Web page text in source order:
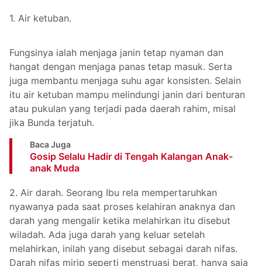
1. Air ketuban.
Fungsinya ialah menjaga janin tetap nyaman dan
hangat dengan menjaga panas tetap masuk. Serta
juga membantu menjaga suhu agar konsisten. Selain
itu air ketuban mampu melindungi janin dari benturan
atau pukulan yang terjadi pada daerah rahim, misal
jika Bunda terjatuh.
Baca Juga
Gosip Selalu Hadir di Tengah Kalangan Anak-
anak Muda
2. Air darah. Seorang Ibu rela mempertaruhkan
nyawanya pada saat proses kelahiran anaknya dan
darah yang mengalir ketika melahirkan itu disebut
wiladah. Ada juga darah yang keluar setelah
melahirkan, inilah yang disebut sebagai darah nifas.
Darah nifas mirip seperti menstruasi berat, hanya saja